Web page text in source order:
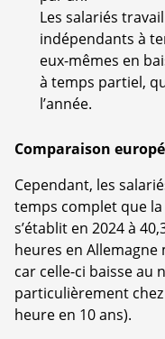
Les salariés
indépendants à
eux-mêmes en
à temps partiel,
l’année.
Comparaison
Cependant, les
temps complet que
s’établit en 2024 à
heures en
car celle-ci baisse au
particulièrement
heure en 10 ans).